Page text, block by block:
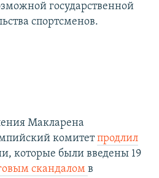
государственной
спортсменов.
Макларена
комитетпродлил
которые были введены 19
скандалом в